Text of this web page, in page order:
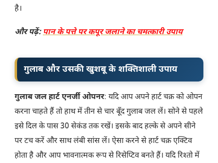
है।
और पढ़ें:पान के पत्ते पर कपूर जलाने का चमत्कारी उपाय
गुलाब और उसकी खुशबू के शक्तिशाली उपाय
गुलाब जल हार्ट एनर्जी ओपनर: यदि आप अपने हार्ट चक्र को ओपन
करना चाहते हैं तो हाथ में तीन से चार बूँद गुलाब जल लें। सोने से पहले
इसे दिल के पास 30 सेकंड तक रखें। इसके बाद हल्के से अपने सीने
पर टच करें और साथ लंबी सांस लें। ऐसा करने से हार्ट चक्र एक्टिव
होता है और आप भावनात्मक रूप से रिसेप्टिव बनते हैं। यदि रिश्तो में